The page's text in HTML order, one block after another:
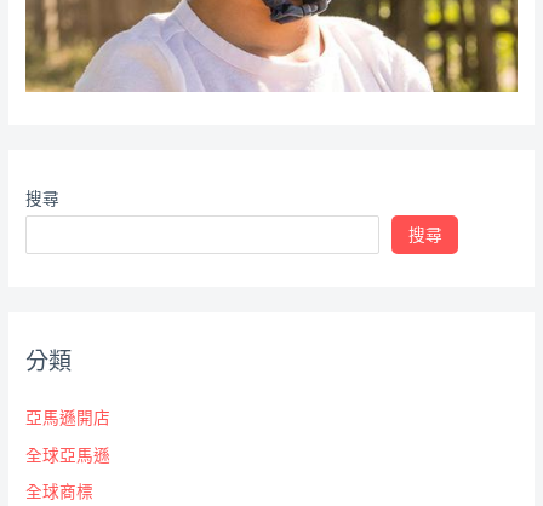
搜尋
搜尋
分類
亞馬遜開店
全球亞馬遜
全球商標